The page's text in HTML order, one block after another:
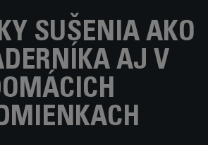
SUŠENIA AKO
AJ V